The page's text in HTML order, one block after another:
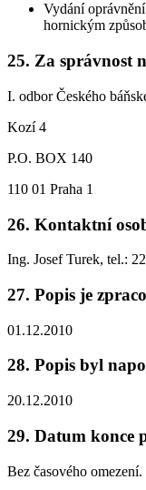
Vydání
hornickým
25. Za správnost
I. odbor Českého
Kozí 4
P.O. BOX 140
110 01 Praha 1
26. Kontaktní
Ing. Josef Turek, tel.:
27. Popis je
01.12.2010
28. Popis byl
20.12.2010
29. Datum konce
Bez časového omezení.